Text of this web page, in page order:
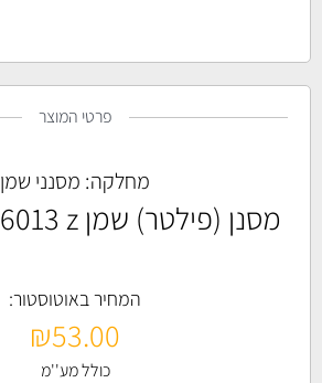
פרטי המוצר
מחלקה: מסנני שמן
מסנן (פילטר) שמן MANN HU 6013 z
המחיר באוטוסטור:
₪53.00
כולל מע''מ